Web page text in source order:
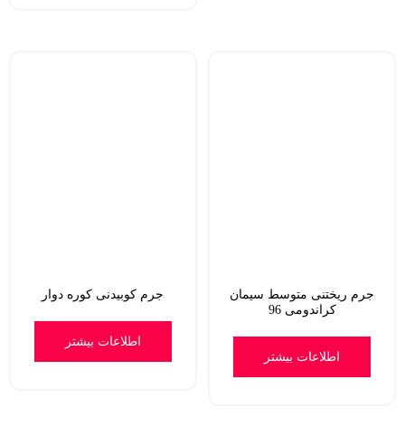
جرم ریختنی متوسط سیمان
کراندومی 96
اطلاعات بیشتر
جرم کوبیدنی کوره دوار
اطلاعات بیشتر